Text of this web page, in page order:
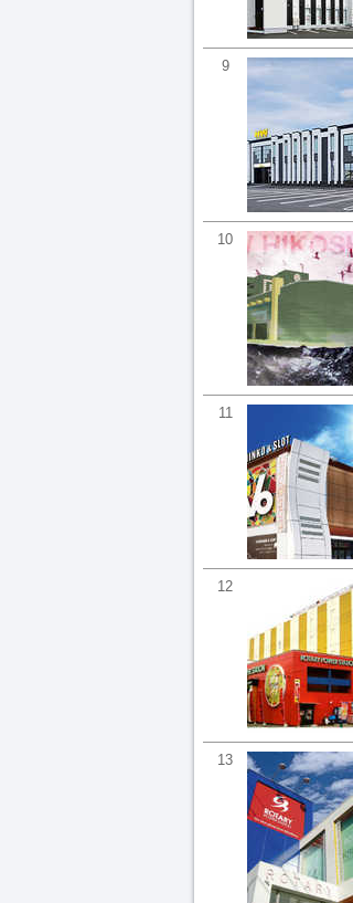
9
10
11
12
13